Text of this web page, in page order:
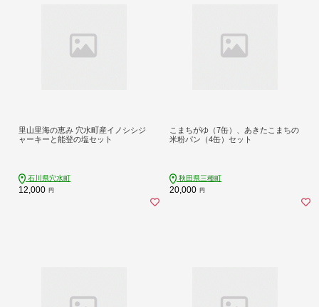
里山里海の恵み 穴水町産イノシシジ
ャーキーと能登の塩セット
石川県穴水町
12,000 円
こまちがゆ（7缶）、あきたこまちの
米粉パン（4缶）セット
秋田県三種町
20,000 円